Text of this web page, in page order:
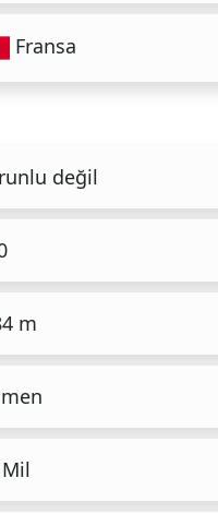
Fransa
değil
m